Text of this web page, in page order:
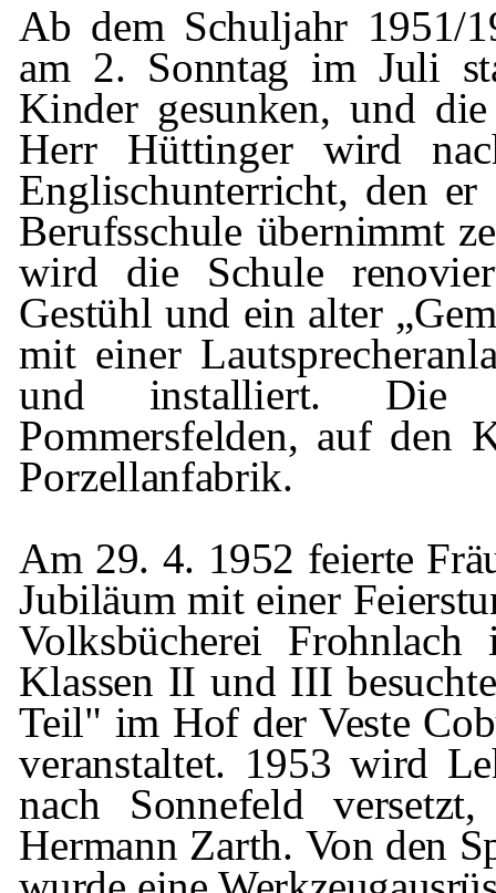
Ab dem Schuljahr 1951/
am 2. Sonntag im Juli
Kinder gesunken, und
Herr Hüttingerwird
Englischunterricht, den
Berufsschule übernimmt
wird die Schule
Gestühl und ein alter
mit einer
und installiert. Die
Pommersfelden, auf den
Por­zellanfabrik.
Am 29. 4. 1952 feierte
Jubiläum mit einer
Volksbücherei Frohnlach
Klassen II und III
Teil" im Hof derVeste
veranstaltet. 1953 wird
nach Sonnefeld
Hermann Zarth. Von den